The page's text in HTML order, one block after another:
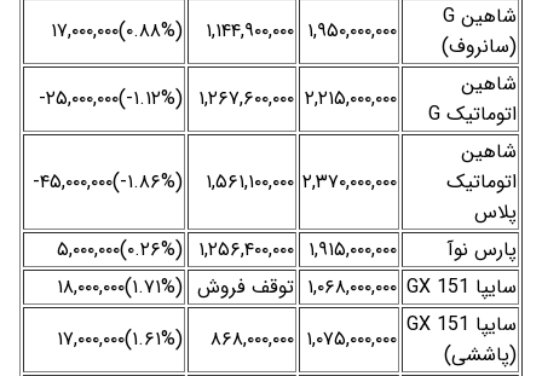
شاهین G
(سانروف)
۱,۹۵۰,۰۰۰,۰۰۰ ۱,۱۴۴,۹۰۰,۰۰۰
(‎۰.۸۸%‌)‎۱۷,۰۰۰,۰۰۰‌
شاهین
اتوماتیک G
۲,۲۱۵,۰۰۰,۰۰۰ ۱,۲۶۷,۶۰۰,۰۰۰ (‎-۱.۱۲%‌)‎-۲۵,۰۰۰,۰۰۰‌
شاهین
اتوماتیک
پلاس
۲,۳۷۰,۰۰۰,۰۰۰ ۱,۵۶۱,۱۰۰,۰۰۰ (‎-۱.۸۶%‌)‎-۴۵,۰۰۰,۰۰۰‌
پارس نوآ ۱,۹۱۵,۰۰۰,۰۰۰ ۱,۲۵۶,۴۰۰,۰۰۰ (‎۰.۲۶%‌)‎۵,۰۰۰,۰۰۰‌
سایپا 151 GX
۱,۰۶۸,۰۰۰,۰۰۰ توقف فروش (‎۱.۷۱%‌)‎۱۸,۰۰۰,۰۰۰‌
سایپا 151 GX
(پاششی)
۱,۰۷۵,۰۰۰,۰۰۰ ۸۶۸,۰۰۰,۰۰۰
(‎۱.۶۱%‌)‎۱۷,۰۰۰,۰۰۰‌